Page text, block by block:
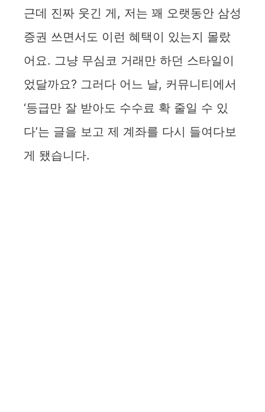
근데 진짜 웃긴 게, 저는 꽤 오랫동안 삼성
증권 쓰면서도 이런 혜택이 있는지 몰랐
어요. 그냥 무심코 거래만 하던 스타일이
었달까요? 그러다 어느 날, 커뮤니티에서
‘등급만 잘 받아도 수수료 확 줄일 수 있
다’는 글을 보고 제 계좌를 다시 들여다보
게 됐습니다.